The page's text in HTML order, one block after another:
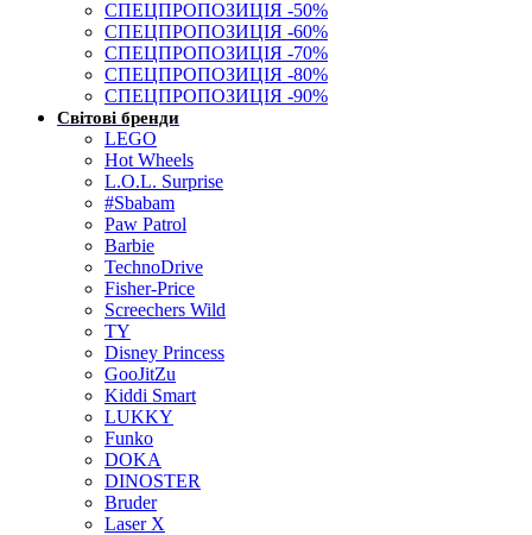
СПЕЦПРОПОЗИЦІЯ -50%
СПЕЦПРОПОЗИЦІЯ -60%
СПЕЦПРОПОЗИЦІЯ -70%
СПЕЦПРОПОЗИЦІЯ -80%
СПЕЦПРОПОЗИЦІЯ -90%
Світові бренди
LEGO
Hot Wheels
L.O.L. Surprise
#Sbabam
Paw Patrol
Barbie
TechnoDrive
Fisher-Price
Screechers Wild
TY
Disney Princess
GooJitZu
Kiddi Smart
LUKKY
Funko
DOKA
DINOSTER
Bruder
Laser X